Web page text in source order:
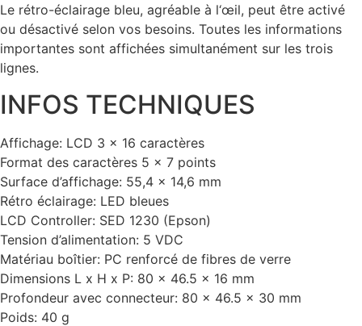
Le rétro-éclairage bleu, agréable à l‘œil, peut être activé
ou désactivé selon vos besoins. Toutes les informations
importantes sont affichées simultanément sur les trois
lignes.
INFOS TECHNIQUES
Affichage: LCD 3 x 16 caractères
Format des caractères 5 x 7 points
Surface d’affichage: 55,4 x 14,6 mm
Rétro éclairage: LED bleues
LCD Controller: SED 1230 (Epson)
Tension d’alimentation: 5 VDC
Matériau boîtier: PC renforcé de fibres de verre
Dimensions L x H x P: 80 x 46.5 x 16 mm
Profondeur avec connecteur: 80 x 46.5 x 30 mm
Poids: 40 g